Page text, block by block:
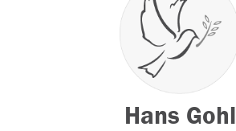
Hans Gohl